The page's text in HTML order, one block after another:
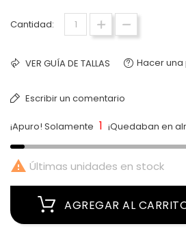
Cantidad:
VER GUÍA DE TALLAS Hacer
Escribir un comentario
¡Apuro! Solamente 1 ¡Quedaban en
 Últimas unidades en stock
AGREGAR AL